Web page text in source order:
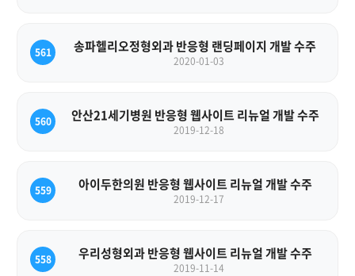
561 송파헬리오정형외과 반응형 랜딩페이지 개발 수주
2020-01-03
560 안산21세기병원 반응형 웹사이트 리뉴얼 개발 수주
2019-12-18
559 아이두한의원 반응형 웹사이트 리뉴얼 개발 수주
2019-12-17
558 우리성형외과 반응형 웹사이트 리뉴얼 개발 수주
2019-11-14